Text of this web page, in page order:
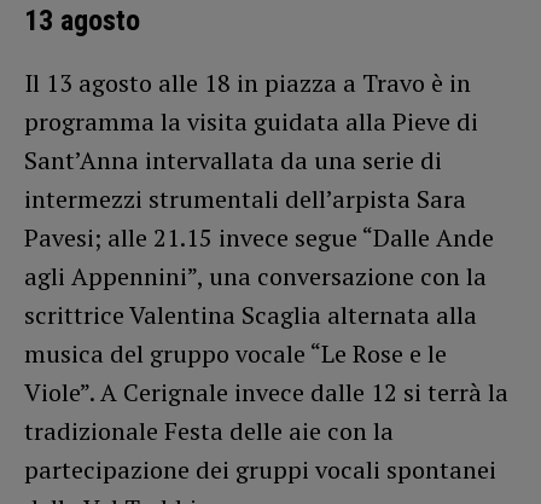
13 agosto
Il 13 agosto alle 18 in piazza a Travo è in
programma la visita guidata alla Pieve di
Sant’Anna intervallata da una serie di
intermezzi strumentali dell’arpista Sara
Pavesi; alle 21.15 invece segue “Dalle Ande
agli Appennini”, una conversazione con la
scrittrice Valentina Scaglia alternata alla
musica del gruppo vocale “Le Rose e le
Viole”. A Cerignale invece dalle 12 si terrà la
tradizionale Festa delle aie con la
partecipazione dei gruppi vocali spontanei